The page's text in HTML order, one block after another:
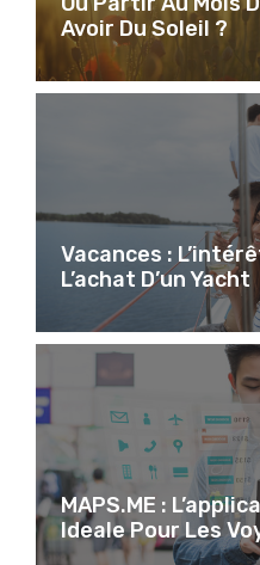
Avoir Du Soleil ?
Vacances :
L’achat D’un Yacht
MAPS.ME :
Ideale Pour Les